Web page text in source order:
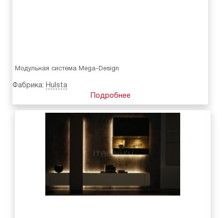
Модульная система Mega-Design
Фабрика: Hulsta
Подробнее